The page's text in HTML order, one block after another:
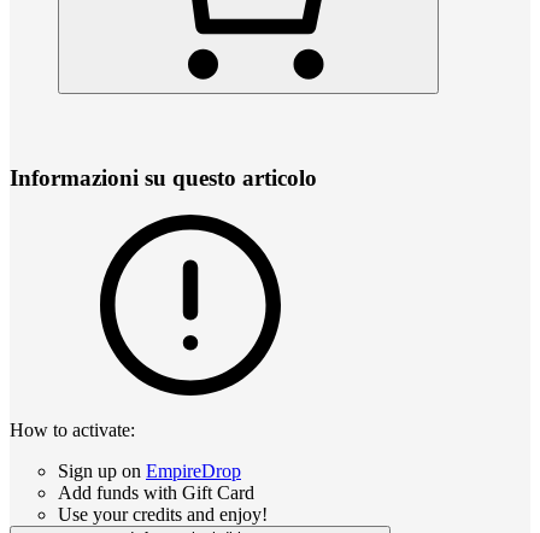
Informazioni su questo articolo
How to activate:
Sign up on EmpireDrop
Add funds with Gift Card
Use your credits and enjoy!